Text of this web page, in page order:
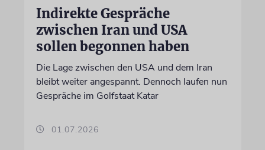
Indirekte Gespräche
zwischen Iran und USA
sollen begonnen haben
Die Lage zwischen den USA und dem Iran
bleibt weiter angespannt. Dennoch laufen nun
Gespräche im Golfstaat Katar
01.07.2026